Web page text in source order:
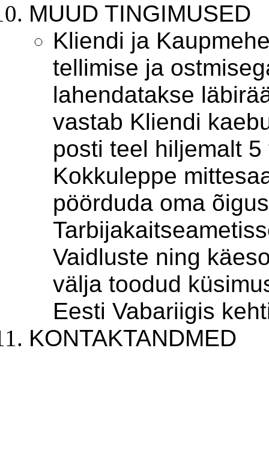
MUUD TINGIMUSED
Kliendi ja
tellimise ja
lahendatakse
vastab Kliendi
posti teel hiljemalt
Kokkuleppe
pöörduda oma
Vaidluste ning
välja toodud
Eesti Vabariigis
KONTAKTANDMED